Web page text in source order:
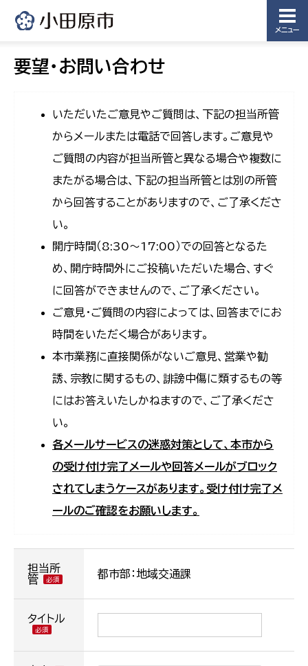
メニュー
要望・お問い合わせ
いただいたご意見やご質問は、下記の担当所管
からメールまたは電話で回答します。ご意見や
ご質問の内容が担当所管と異なる場合や複数に
またがる場合は、下記の担当所管とは別の所管
から回答することがありますので、ご了承くださ
い。
開庁時間（8:30〜17:00）での回答となるた
め、開庁時間外にご投稿いただいた場合、すぐ
に回答ができませんので、ご了承ください。
ご意見・ご質問の内容によっては、回答までにお
時間をいただく場合があります。
本市業務に直接関係がないご意見、営業や勧
誘、宗教に関するもの、誹謗中傷に類するもの等
にはお答えいたしかねますので、ご了承くださ
い。
各メールサービスの迷惑対策として、本市から
の受け付け完了メールや回答メールがブロック
されてしまうケースがあります。受け付け完了メ
ールのご確認をお願いします。
担当所
管
都市部：地域交通課
タイトル